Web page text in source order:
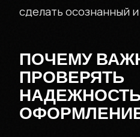
сделать осознанный
ПОЧЕМУ
ПРОВЕРЯТЬ